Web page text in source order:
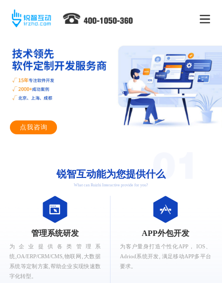
点我咨询
锐智互动能为您提供什么
What can Ruizhi Interactive provide for you?
管理系统研发
为企业提供各类管理系
统,OA/ERP/CRM/CMS,物联网,大数据
系统等定制方案,帮助企业实现快速数
字化转型。
APP外包开发
为客户量身打造个性化APP， IOS、
Adriod系统开发, 满足移动APP多平台
要求。